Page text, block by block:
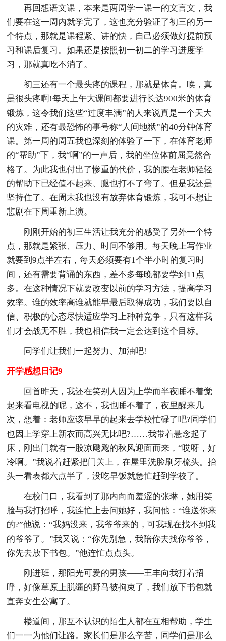
再回想语文课，本来是两周学一课一的文言文，我
们要在这一周内就学完了，这也充分验证了初三的另一
个特点，那就是课程紧、讲的快，自己必须做好提前预
习和课后复习。如果还是按照初一初二的学习进度学
习，那就真吃不消了。
初三还有一个最头疼的课程，那就是体育。唉，真
是很头疼啊!每天上午大课间都要进行长达900米的体育
锻炼，这令我们这些“过度丰满”的人来说真是一个天大
的灾难，还有最恐怖的事号称“人间地狱”的40分钟体育
课。第一周的周五我也深刻的体验了一下，在体育老师
的“帮助”下，我“啊”的一声后，我的坐位体前屈竟然合
格了。为此我也付出了惨重的代价，我的腰在老师轻轻
的帮助下已经值不起来、腿也打不了弯了。但是我还是
坚持住了。在周末我也没有放弃体育锻炼，我可不想让
悲剧在下周重新上演。
刚刚开始的初三生活让我充分的感受了另外一个特
点，那就是紧张、压力、时间不够用。每天晚上写作业
就要到9点半左右，每天必须要有1个半小时的复习时
间，还有需要背诵的东西，差不多每晚都要学到11点
多。在这种情况下就要改变以前的学习方法，提高学习
效率。谁的效率高谁就能早最后取得成功，我们要以自
信、积极的心态尽快适应学习上种种竞争，只有这样我
们才会战无不胜，我也相信我一定会达到这个目标。
同学们让我们一起努力、加油吧!
开学感想日记9
回首昨天，我还在笑别人因为上学而半夜睡不着觉
起来看电视的呢，这不，我也睡不着了，夜里醒来几
次，想着：老师应该早早的起来去学校忙碌了吧?同学们
也因上学穿上新衣而高兴无比吧?……我带着悬念起了
床，刚出门就有一股凉飕飕的秋风迎面而来，“哎呀，好
冷啊。”我说着赶紧把门关上，在屋里洗脸刷牙梳头。抬
头一看表都六点半了，没吃早饭就急忙赶到学校了。
在校门口，我看到了那内向而羞涩的张琳，她用笑
脸与我打招呼，我连忙上去问她好，我问他：“谁送你来
的?”他说：“我妈没来，我爷爷来的，可我现在找不到我
的爷爷了。”我又说：“你先别急，我陪你去找你爷爷，
你先去放下书包。”他连忙点点头。
刚进班，那阳光可爱的男孩——王丰向我打着招
呼，好像草原上脱缰的野马被拘束了，我们放下书包就
直奔女生公寓了。
楼道间，那互不认识的陌生人都在互相帮助，学生
们一一为他们让路。家长们是那么辛苦，同学们是那么